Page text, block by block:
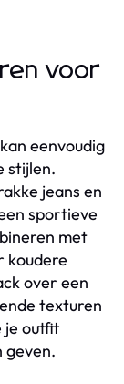
voor
eenvoudig
stijlen.
jeans en
sportieve
met
koudere
over een
texturen
je outfit
geven.